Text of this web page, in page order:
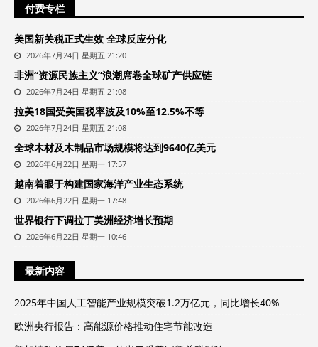
付费专栏
美国新关税正式生效 全球反应分化
2026年7月24日 星期五 21:20
非洲“资源民族主义”浪潮席卷全球矿产供应链
2026年7月24日 星期五 21:08
拉美18国受美国税率波及10%至12.5%不等
2026年7月24日 星期五 21:08
全球木材及木制品市场规模将达到9640亿美元
2026年6月22日 星期一 17:57
越南着眼于构建国家海洋产业生态系统
2026年6月22日 星期一 17:48
世界银行下调拉丁美洲经济增长预期
2026年6月22日 星期一 10:46
最新内容
2025年中国人工智能产业规模突破1.2万亿元，同比增长40%
欧洲央行报告：高能源价格推动住宅节能改造